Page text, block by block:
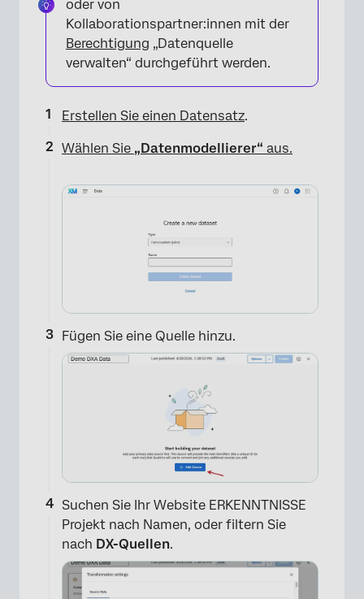
oder von
Kollaborationspartner:innen mit der
Berechtigung „Datenquelle
verwalten“ durchgeführt werden.
Erstellen Sie einen Datensatz.
Wählen Sie „Datenmodellierer“ aus.
Fügen Sie eine Quelle hinzu.
Suchen Sie Ihr Website ERKENNTNISSE
Projekt nach Namen, oder filtern Sie
nach DX-Quellen.